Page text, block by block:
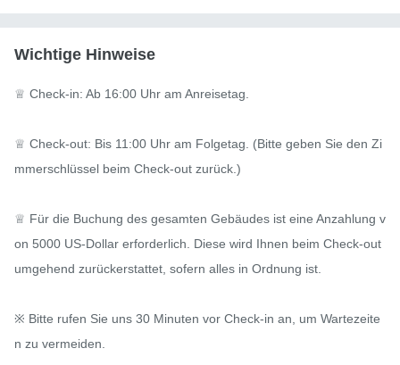
Wichtige Hinweise
♕ Check-in: Ab 16:00 Uhr am Anreisetag.
♕ Check-out: Bis 11:00 Uhr am Folgetag. (Bitte geben Sie den Zi
mmerschlüssel beim Check-out zurück.)
♕ Für die Buchung des gesamten Gebäudes ist eine Anzahlung v
on 5000 US-Dollar erforderlich. Diese wird Ihnen beim Check-out
umgehend zurückerstattet, sofern alles in Ordnung ist.
※ Bitte rufen Sie uns 30 Minuten vor Check-in an, um Wartezeite
n zu vermeiden.